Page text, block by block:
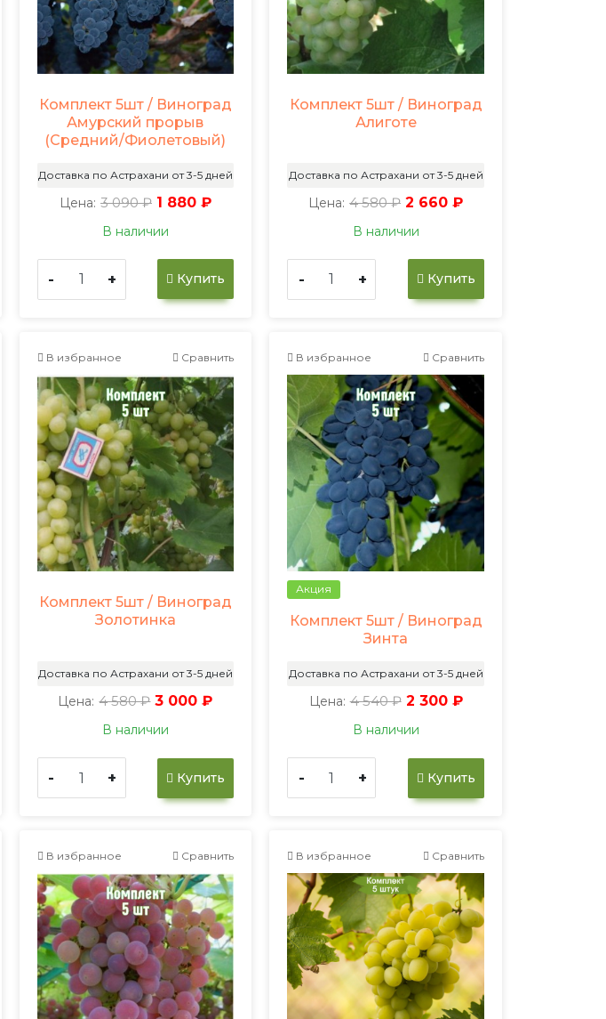
Комплект 5шт / Виноград
Амурский прорыв
(Средний/Фиолетовый)
Доставка по Астрахани от 3-5 дней
Цена: 3 090 ₽ 1 880 ₽
В наличии
- + Купить
Комплект 5шт / Виноград
Алиготе
Доставка по Астрахани от 3-5 дней
Цена: 4 580 ₽ 2 660 ₽
В наличии
- + Купить
В избранное Сравнить
Комплект 5шт / Виноград
Золотинка
Доставка по Астрахани от 3-5 дней
Цена: 4 580 ₽ 3 000 ₽
В наличии
- + Купить
В избранное Сравнить
Акция
Комплект 5шт / Виноград
Зинта
Доставка по Астрахани от 3-5 дней
Цена: 4 540 ₽ 2 300 ₽
В наличии
- + Купить
В избранное Сравнить В избранное Сравнить